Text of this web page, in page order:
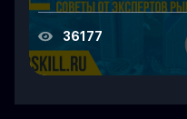
36177